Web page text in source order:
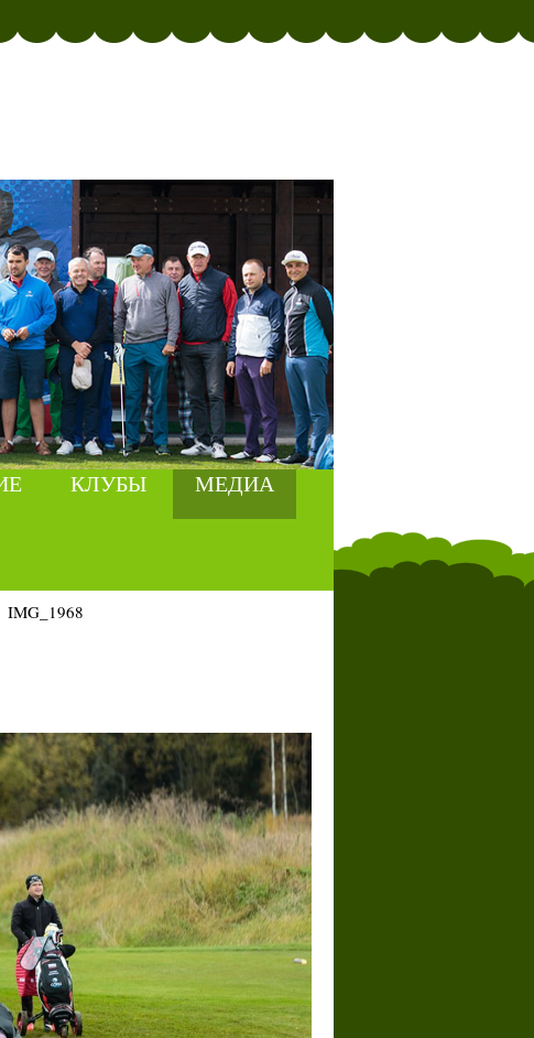
КЛУБЫ МЕДИА
IMG_1968